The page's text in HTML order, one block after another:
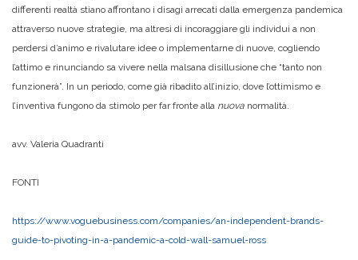
differenti realtà stiano affrontano i disagi arrecati dalla emergenza pandemica
attraverso nuove strategie, ma altresì di incoraggiare gli individui a non
perdersi d’animo e rivalutare idee o implementarne di nuove, cogliendo
l’attimo e rinunciando sa vivere nella malsana disillusione che “tanto non
funzionerà”. In un periodo, come già ribadito all’inizio, dove l’ottimismo e
l’inventiva fungono da stimolo per far fronte alla nuova normalità.
avv. Valeria Quadranti
FONTI
https://www.voguebusiness.com/companies/an-independent-brands-
guide-to-pivoting-in-a-pandemic-a-cold-wall-samuel-ross